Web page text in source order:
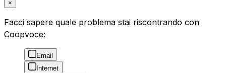
×
Facci sapere quale problema stai riscontrando con
Coopvoce:
Email
Internet